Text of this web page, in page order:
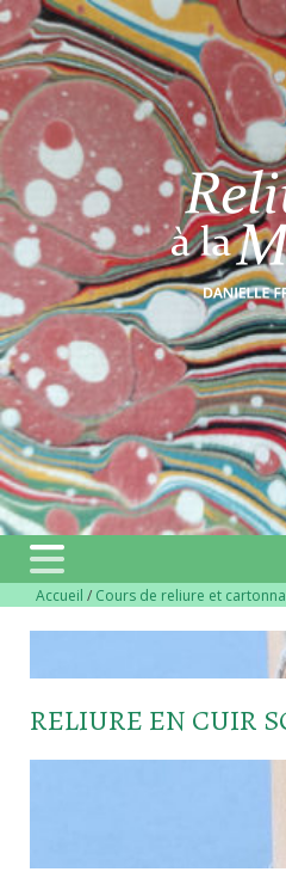
Accueil / Cours de reliure et
RELIURE EN CUIR